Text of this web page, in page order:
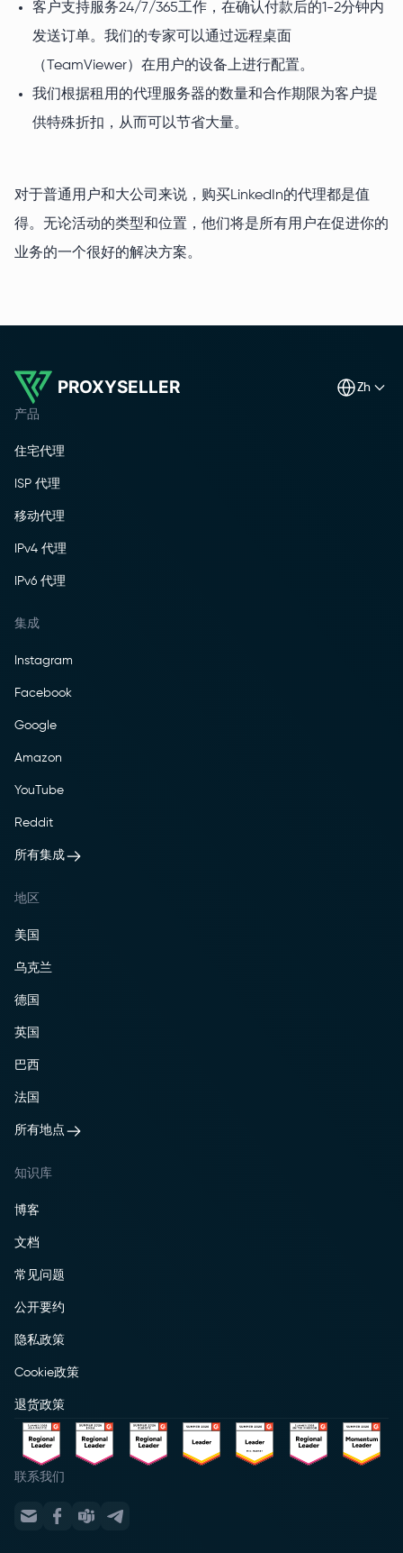
客户支持服务24/7/365工作，在确认付款后的1-2分钟内
发送订单。我们的专家可以通过远程桌面
（TeamViewer）在用户的设备上进行配置。
我们根据租用的代理服务器的数量和合作期限为客户提
供特殊折扣，从而可以节省大量。
对于普通用户和大公司来说，购买LinkedIn的代理都是值
得。无论活动的类型和位置，他们将是所有用户在促进你的
业务的一个很好的解决方案。
PROXYSELLER zh
产品
住宅代理
ISP 代理
移动代理
IPv4 代理
IPv6 代理
集成
Instagram
Facebook
Google
Amazon
YouTube
Reddit
所有集成
地区
美国
乌克兰
德国
英国
巴西
法国
所有地点
知识库
博客
文档
常见问题
公开要约
隐私政策
Cookie政策
退货政策
联系我们